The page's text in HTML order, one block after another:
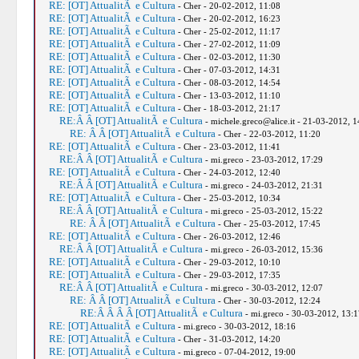
RE: [OT] AttualitÃ e Cultura - Cher - 20-02-2012, 11:08
RE: [OT] AttualitÃ e Cultura - Cher - 20-02-2012, 16:23
RE: [OT] AttualitÃ e Cultura - Cher - 25-02-2012, 11:17
RE: [OT] AttualitÃ e Cultura - Cher - 27-02-2012, 11:09
RE: [OT] AttualitÃ e Cultura - Cher - 02-03-2012, 11:30
RE: [OT] AttualitÃ e Cultura - Cher - 07-03-2012, 14:31
RE: [OT] AttualitÃ e Cultura - Cher - 08-03-2012, 14:54
RE: [OT] AttualitÃ e Cultura - Cher - 13-03-2012, 11:10
RE: [OT] AttualitÃ e Cultura - Cher - 18-03-2012, 21:17
RE:Â Â [OT] AttualitÃ e Cultura - michele.greco@alice.it - 21-03-2012,
RE: Â Â [OT] AttualitÃ e Cultura - Cher - 22-03-2012, 11:20
RE: [OT] AttualitÃ e Cultura - Cher - 23-03-2012, 11:41
RE:Â Â [OT] AttualitÃ e Cultura - mi.greco - 23-03-2012, 17:29
RE: [OT] AttualitÃ e Cultura - Cher - 24-03-2012, 12:40
RE:Â Â [OT] AttualitÃ e Cultura - mi.greco - 24-03-2012, 21:31
RE: [OT] AttualitÃ e Cultura - Cher - 25-03-2012, 10:34
RE:Â Â [OT] AttualitÃ e Cultura - mi.greco - 25-03-2012, 15:22
RE: Â Â [OT] AttualitÃ e Cultura - Cher - 25-03-2012, 17:45
RE: [OT] AttualitÃ e Cultura - Cher - 26-03-2012, 12:46
RE:Â Â [OT] AttualitÃ e Cultura - mi.greco - 26-03-2012, 15:36
RE: [OT] AttualitÃ e Cultura - Cher - 29-03-2012, 10:10
RE: [OT] AttualitÃ e Cultura - Cher - 29-03-2012, 17:35
RE:Â Â [OT] AttualitÃ e Cultura - mi.greco - 30-03-2012, 12:07
RE: Â Â [OT] AttualitÃ e Cultura - Cher - 30-03-2012, 12:24
RE:Â Â Â Â [OT] AttualitÃ e Cultura - mi.greco - 30-03-2012,
RE: [OT] AttualitÃ e Cultura - mi.greco - 30-03-2012, 18:16
RE: [OT] AttualitÃ e Cultura - Cher - 31-03-2012, 14:20
RE: [OT] AttualitÃ e Cultura - mi.greco - 07-04-2012, 19:00